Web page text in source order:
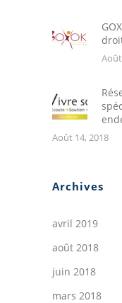
Août 14, 2018
Archives
avril 2019
août 2018
juin 2018
mars 2018